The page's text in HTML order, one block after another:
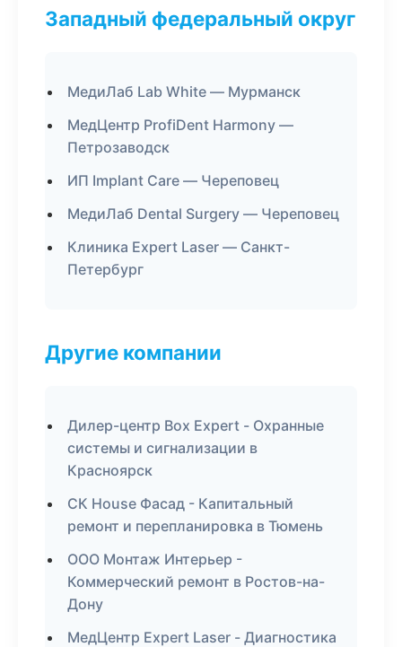
Западный федеральный округ
МедиЛаб Lab White — Мурманск
МедЦентр ProfiDent Harmony —
Петрозаводск
ИП Implant Care — Череповец
МедиЛаб Dental Surgery — Череповец
Клиника Expert Laser — Санкт-
Петербург
Другие компании
Дилер-центр Box Expert - Охранные
системы и сигнализации в
Красноярск
СК House Фасад - Капитальный
ремонт и перепланировка в Тюмень
ООО Монтаж Интерьер -
Коммерческий ремонт в Ростов-на-
Дону
МедЦентр Expert Laser - Диагностика